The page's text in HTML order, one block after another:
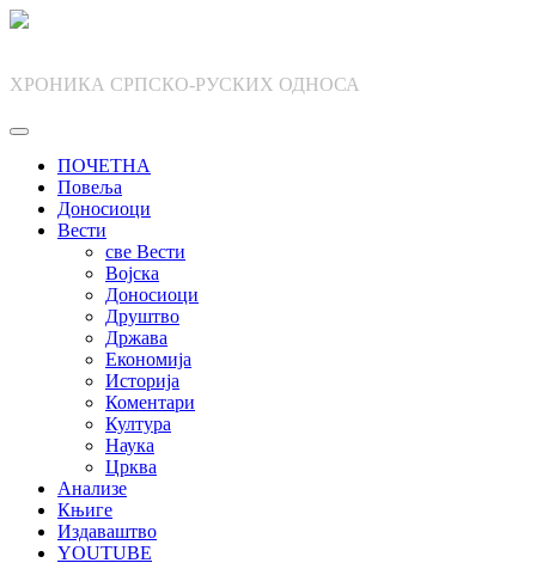
Skip
ХРОНИКА СРПСКО-РУСКИХ ОДНОСА
ПОЧЕТНА
Повеља
Доносиоци
Вести
све Вести
Војска
Доносиоци
Друштво
Држава
Економија
Историја
Коментари
Култура
Наука
Црква
Анализе
Књиге
Издаваштво
YOUTUBE